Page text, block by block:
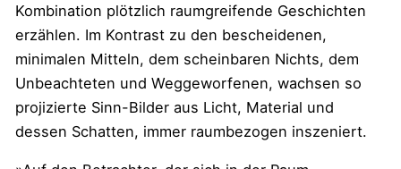
Kombination plötzlich raumgreifende Geschichten
erzählen. Im Kontrast zu den bescheidenen,
minimalen Mitteln, dem scheinbaren Nichts, dem
Unbeachteten und Weggeworfenen, wachsen so
projizierte Sinn-Bilder aus Licht, Material und
dessen Schatten, immer raumbezogen inszeniert.